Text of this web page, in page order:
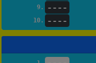
9. ----
10. ----